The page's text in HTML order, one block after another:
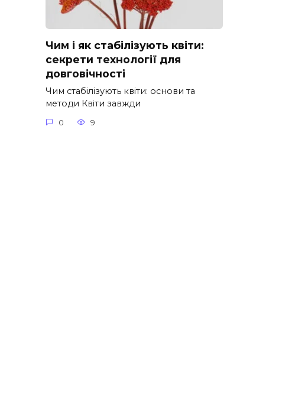
Чим і як стабілізують квіти:
секрети технології для
довговічності
Чим стабілізують квіти: основи та
методи Квіти завжди
0 9